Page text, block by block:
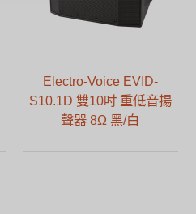
Electro-Voice EVID-
S10.1D 雙10吋 重低音揚
聲器 8Ω 黑/白